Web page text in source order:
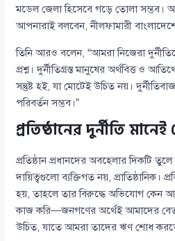
মডেল জেলা হিসেবে গড়ে তোলা সম্ভব।
আপনারাই বলবেন, নীলফামারী
তিনি আরও বলেন, “আমরা নিজেরা
প্রশ্ন। দুর্নীতিগ্রস্ত মানুষের অর্থবিত্ত ও
সন্তুষ্ট হই, যা মোটেই উচিত নয়।
পরিবর্তন সম্ভব।”
প্রতিষ্ঠানের দুর্নীতি
প্রতিষ্ঠান প্রধানদের অবহেলার দিকটি
দায়িত্বগুলো ব্যক্তিগত নয়, প্রাতিষ্ঠানিক।
হয়, তাহলে তার বিরুদ্ধে অভিযোগ কেন
কাজ করি—জনগণের অর্থেই আমাদের
উচিত, যাতে আমরা তাদের ঋণ শোধ